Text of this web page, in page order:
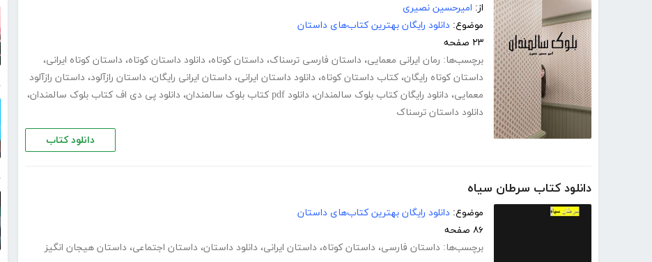
از: امیرحسین نصیری
موضوع: دانلود رایگان بهترین کتاب‌های داستان
۲۳ صفحه
برچسب‌ها: رمان ایرانی معمایی، داستان فارسی ترسناک، داستان کوتاه، دانلود داستان کوتاه، داستان کوتاه ایرانی،
داستان کوتاه رایگان، کتاب داستان کوتاه، دانلود داستان ایرانی، داستان ایرانی رایگان، داستان رازآلود، داستان رازآلود
معمایی، دانلود رایگان کتاب بلوک سالمندان، دانلود pdf کتاب بلوک سالمندان ، دانلود پی دی اف کتاب بلوک سالمندان،
دانلود داستان ترسناک
دانلود کتاب
دانلود کتاب سرطان سیاه
موضوع: دانلود رایگان بهترین کتاب‌های داستان
۸۶ صفحه
برچسب‌ها: داستان فارسی، داستان کوتاه، داستان ایرانی، دانلود داستان، داستان اجتماعی، داستان هیجان انگیز